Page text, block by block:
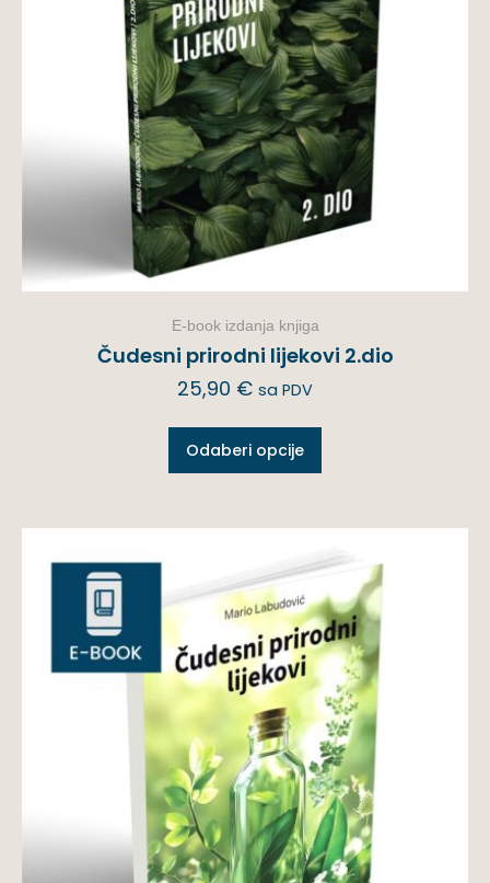
E-book izdanja knjiga
Čudesni prirodni lijekovi 2.dio
25,90 € sa PDV
Odaberi opcije